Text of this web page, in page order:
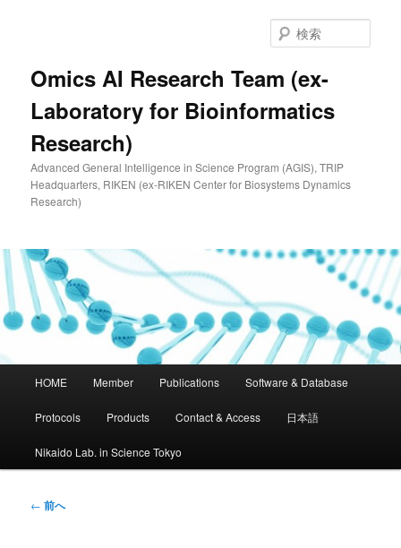
Omics AI Research Team (ex-
Laboratory for Bioinformatics
Research)
Advanced General Intelligence in Science Program (AGIS), TRIP
Headquarters, RIKEN (ex-RIKEN Center for Biosystems Dynamics
Research)
索
ュ
HOME Member Publications Software & Database
Protocols Products Contact & Access 日本語
Nikaido Lab. in Science Tokyo
投
← 前へ